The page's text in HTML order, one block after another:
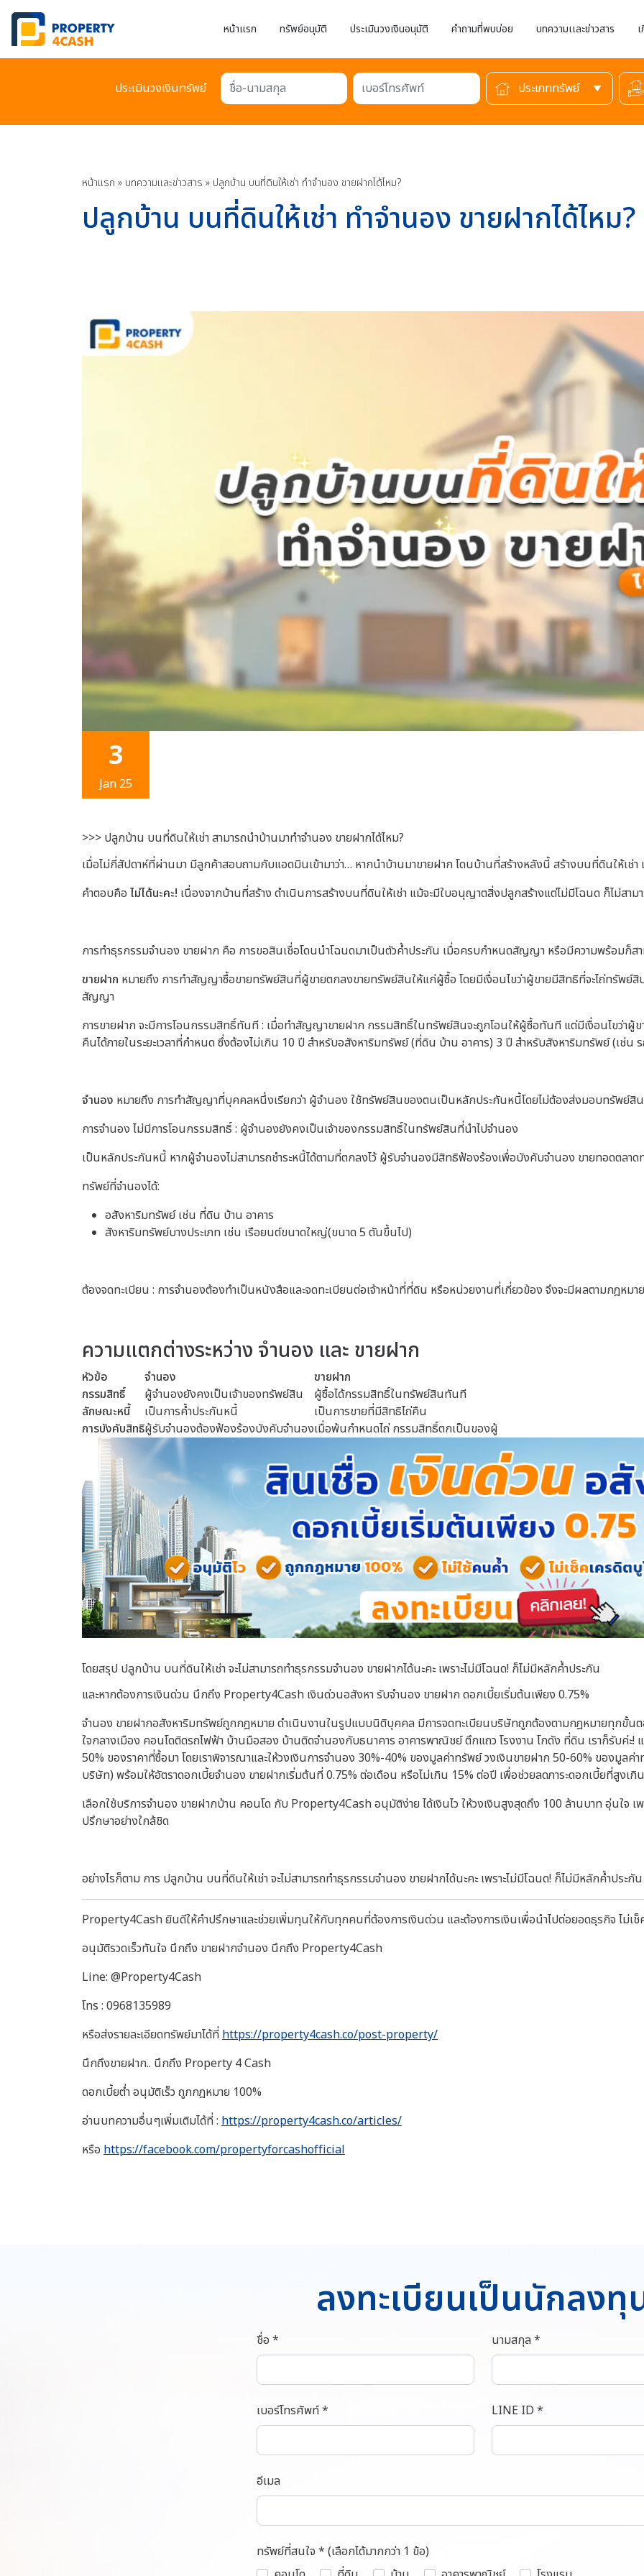
หน้าแรก ทรัพย์อนุมัติ ประเมินวงเงินอนุมัติ คำถามที่พบบ่อย บทความเเละข่าวสาร
ประเมินวงเงินทรัพย์ ชื่อ-นามสกุล เบอร์โทรศัพท์
หน้าแรก » บทความเเละข่าวสาร » ปลูกบ้าน บนที่ดินให้เช่า ทำจำนอง ขายฝากได้ไหม?
ปลูกบ้าน บนที่ดินให้เช่า ทำจำนอง ขายฝากได้ไหม?
3
Jan 25
>>> ปลูกบ้าน บนที่ดินให้เช่าสามารถนำบ้านมาทำจำนอง ขายฝากได้ไหม?
เมื่อไม่กี่สัปดาห์ที่ผ่านมา มีลูกค้าสอบถามกับแอดมินเข้ามาว่า… หากนำบ้านมาขายฝาก โดนบ้านที่สร้างหลังนี้ สร้างบนที่ดินให้เช่
คำตอบคือ ไม่ได้นะคะ! เนื่องจากบ้านที่สร้าง ดำเนินการสร้างบนที่ดินให้เช่า แม้จะมีใบอนุญาตสิ่งปลูกสร้างแต่ไม่มีโฉนด ก็ไม่สาม
การทำธุรกรรมจำนอง ขายฝาก คือ การขอสินเชื่อโดนนำโฉนดมาเป็นตัวค้ำประกัน เมื่อครบกำหนดสัญญา หรือมีความพร้อม
ขายฝาก หมายถึง การทำสัญญาซื้อขายทรัพย์สินที่ผู้ขายตกลงขายทรัพย์สินให้แก่ผู้ซื้อ โดยมีเงื่อนไขว่าผู้ขายมีสิทธิที่จะไถ่ทรัพย์สิ
สัญญา
การขายฝาก จะมีการโอนกรรมสิทธิ์ทันที : เมื่อทำสัญญาขายฝาก กรรมสิทธิ์ในทรัพย์สินจะถูกโอนให้ผู้ซื้อทันที แต่มีเงื่อนไขว่าผู้
คืนได้ภายในระยะเวลาที่กำหนด ซึ่งต้องไม่เกิน 10 ปี สำหรับอสังหาริมทรัพย์ (ที่ดิน บ้าน อาคาร) 3 ปี สำหรับสังหาริมทรัพย์ (เช่น
จำนอง หมายถึง การทำสัญญาที่บุคคลหนึ่งเรียกว่า ผู้จำนอง ใช้ทรัพย์สินของตนเป็นหลักประกันหนี้โดยไม่ต้องส่งมอบทรัพย์สิ
การจำนอง ไม่มีการโอนกรรมสิทธิ์ : ผู้จำนองยังคงเป็นเจ้าของกรรมสิทธิ์ในทรัพย์สินที่นำไปจำนอง
เป็นหลักประกันหนี้ หากผู้จำนองไม่สามารถชำระหนี้ได้ตามที่ตกลงไว้ ผู้รับจำนองมีสิทธิฟ้องร้องเพื่อบังคับจำนอง ขายทอดตลา
ทรัพย์ที่จำนองได้:
อสังหาริมทรัพย์ เช่น ที่ดิน บ้าน อาคาร
สังหาริมทรัพย์บางประเภท เช่น เรือยนต์ขนาดใหญ่(ขนาด 5 ตันขึ้นไป)
ต้องจดทะเบียน : การจำนองต้องทำเป็นหนังสือและจดทะเบียนต่อเจ้าหน้าที่ที่ดิน หรือหน่วยงานที่เกี่ยวข้อง จึงจะมีผลตามกฎหมาย
ความแตกต่างระหว่าง จำนอง และ ขายฝาก
หัวข้อ จำนอง
ขายฝาก
กรรมสิทธิ์
ผู้จำนองยังคงเป็นเจ้าของทรัพย์สิน
ผู้ซื้อได้กรรมสิทธิ์ในทรัพย์สินทันที
ลักษณะหนี้
เป็นการค้ำประกันหนี้
เป็นการขายที่มีสิทธิไถ่คืน
การบังคับสิทธิผู้รับจำนองต้องฟ้องร้องบังคับจำนองเมื่อพ้นกำหนดไถ่ กรรมสิทธิ์ตกเป็นของผู้
โดยสรุป ปลูกบ้าน บนที่ดินให้เช่าจะไม่สามารถทำธุรกรรมจำนอง ขายฝากได้นะคะ เพราะไม่มีโฉนด! ก็ไม่มีหลักค้ำประกัน
และหากต้องการเงินด่วน นึกถึง Property4Cash เงินด่วนอสังหา รับจำนอง ขายฝาก ดอกเบี้ยเริ่มต้นเพียง 0.75%
จำนอง ขายฝากอสังหาริมทรัพย์ถูกกฎหมาย ดำเนินงานในรูปแบบนิติบุคคล มีการจดทะเบียนบริษัทถูกต้องตามกฎหมายทุกขั้นตอ
ใจกลางเมือง คอนโดติดรถไฟฟ้า บ้านมือสอง บ้านติดจำนองกับธนาคาร อาคารพาณิชย์ ตึกแถว โรงงาน โกดัง ที่ดิน เราก็รับค่ะ!
50% ของราคาที่ซื้อมา โดยเราพิจารณาและให้วงเงินการจำนอง 30%-40% ของมูลค่าทรัพย์ วงเงินขายฝาก 50-60% ของมูล
บริษัท) พร้อมให้อัตราดอกเบี้ยจำนอง ขายฝากเริ่มต้นที่ 0.75% ต่อเดือน หรือไม่เกิน 15% ต่อปี เพื่อช่วยลดภาระดอกเบี้ยที่สูงเกิ
เลือกใช้บริการจำนอง ขายฝากบ้าน คอนโด กับ Property4Cash อนุมัติง่าย ได้เงินไว ให้วงเงินสูงสุดถึง 100 ล้านบาท อุ่นใจ
ปรึกษาอย่างใกล้ชิด
อย่างไรก็ตาม การ ปลูกบ้าน บนที่ดินให้เช่าจะไม่สามารถทำธุรกรรมจำนอง ขายฝากได้นะคะ เพราะไม่มีโฉนด! ก็ไม่มีหลักค้ำประกัน
Property4Cash ยินดีให้คำปรึกษาและช่วยเพิ่มทุนให้กับทุกคนที่ต้องการเงินด่วน และต้องการเงินเพื่อนำไปต่อยอดธุรกิจ ไม่เช็
อนุมัติรวดเร็วทันใจ นึกถึง ขายฝากจำนอง นึกถึง Property4Cash
Line: @Property4Cash
โทร : 0968135989
หรือส่งรายละเอียดทรัพย์มาได้ที่https://property4cash.co/post-property/
นึกถึงขายฝาก.. นึกถึง Property 4 Cash
ดอกเบี้ยต่ำ อนุมัติเร็ว ถูกกฎหมาย 100%
อ่านบทความอื่นๆเพิ่มเติมได้ที่ : https://property4cash.co/articles/
หรือ https://facebook.com/propertyforcashofficial
ลงทะเบียนเป็นนักลงทุ
ชื่อ * นามสกุล *
เบอร์โทรศัพท์ * LINE ID *
อีเมล
ทรัพย์ที่สนใจ * (เลือกได้มากกว่า 1 ข้อ)